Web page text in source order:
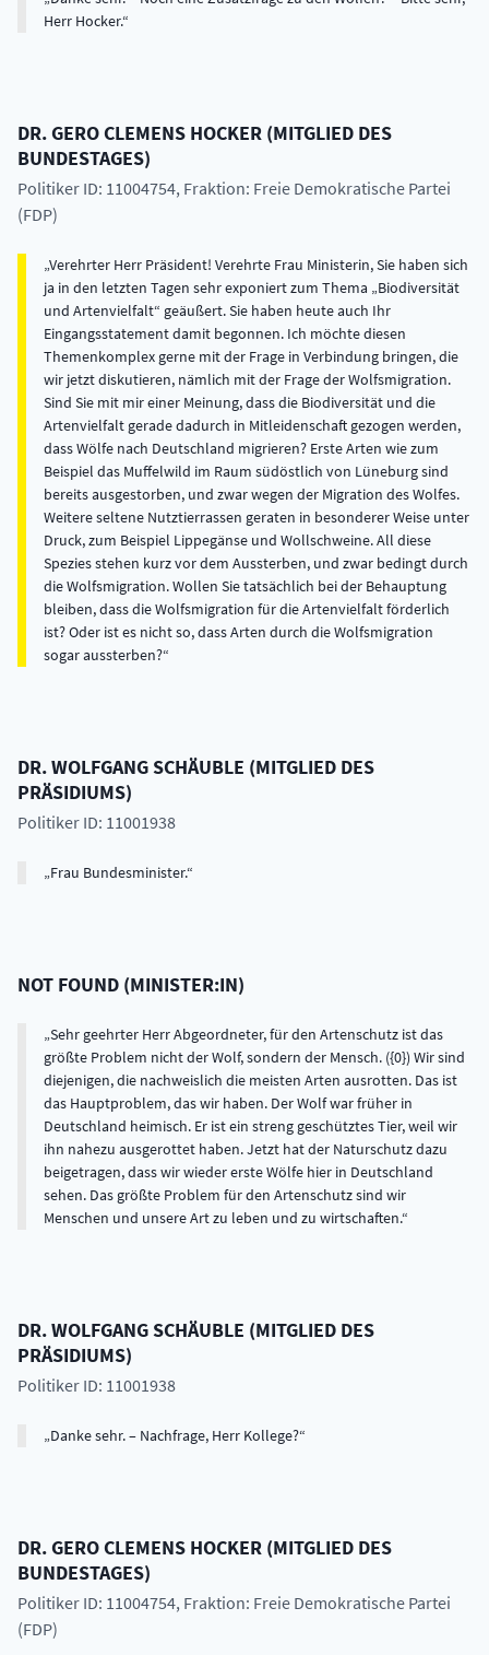
Herr Hocker.
DR.GERO CLEMENS HOCKER (MITGLIED DES
BUNDESTAGES)
Politiker ID: 11004754, Fraktion: Freie Demokratische Partei
(FDP)
Verehrter Herr Präsident! Verehrte Frau Ministerin, Sie haben sich
ja in den letzten Tagen sehr exponiert zum Thema „Biodiversität
und Artenvielfalt“ geäußert. Sie haben heute auch Ihr
Eingangsstatement damit begonnen. Ich möchte diesen
Themenkomplex gerne mit der Frage in Verbindung bringen, die
wir jetzt diskutieren, nämlich mit der Frage der Wolfsmigration.
Sind Sie mit mir einer Meinung, dass die Biodiversität und die
Artenvielfalt gerade dadurch in Mitleidenschaft gezogen werden,
dass Wölfe nach Deutschland migrieren? Erste Arten wie zum
Beispiel das Muffelwild im Raum südöstlich von Lüneburg sind
bereits ausgestorben, und zwar wegen der Migration des Wolfes.
Weitere seltene Nutztierrassen geraten in besonderer Weise unter
Druck, zum Beispiel Lippegänse und Wollschweine. All diese
Spezies stehen kurz vor dem Aussterben, und zwar bedingt durch
die Wolfsmigration. Wollen Sie tatsächlich bei der Behauptung
bleiben, dass die Wolfsmigration für die Artenvielfalt förderlich
ist? Oder ist es nicht so, dass Arten durch die Wolfsmigration
sogar aussterben?
DR.WOLFGANGSCHÄUBLE (MITGLIED DES
PRÄSIDIUMS)
Politiker ID: 11001938
Frau Bundesminister.
NOT FOUND (MINISTER:IN)
Sehr geehrter Herr Abgeordneter, für den Artenschutz ist das
größte Problem nicht der Wolf, sondern der Mensch. ({0}) Wir sind
diejenigen, die nachweislich die meisten Arten ausrotten. Das ist
das Hauptproblem, das wir haben. Der Wolf war früher in
Deutschland heimisch. Er ist ein streng geschütztes Tier, weil wir
ihn nahezu ausgerottet haben. Jetzt hat der Naturschutz dazu
beigetragen, dass wir wieder erste Wölfe hier in Deutschland
sehen. Das größte Problem für den Artenschutz sind wir
Menschen und unsere Art zu leben und zu wirtschaften.
DR.WOLFGANGSCHÄUBLE (MITGLIED DES
PRÄSIDIUMS)
Politiker ID: 11001938
Danke sehr. – Nachfrage, Herr Kollege?
DR.GERO CLEMENS HOCKER (MITGLIED DES
BUNDESTAGES)
Politiker ID: 11004754, Fraktion: Freie Demokratische Partei
(FDP)